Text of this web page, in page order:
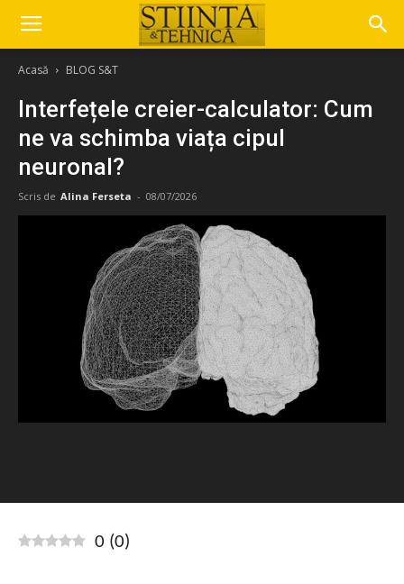
Acasă BLOG S&T
Interfețele creier-calculator: Cum
ne va schimba viața cipul
neuronal?
Scris de Alina Ferseta - 08/07/2026
0 (0)